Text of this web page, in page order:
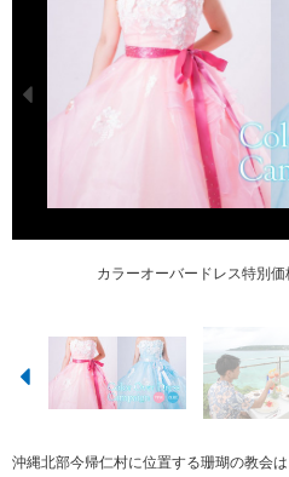
カラーオーバードレス特別価
沖縄の絶景が臨めるレ
プライベートヴィラ
珊瑚の
海に向かって歩く
エメラルドグリーンの海と古
安心して結婚式を挙げていただけるよう
沖縄北部今帰仁村に位置する珊瑚の教会